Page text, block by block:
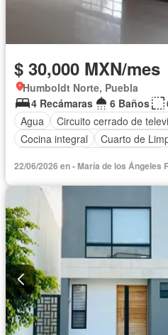
$ 30,000 MXN/mes
Humboldt Norte, Puebla
4 Recámaras
6 Baños
Agua
Circuito cerrado de
Cocina integral
Cuarto de
Despacho
Recámara con
Zonas verdes
22/06/2026 en - María de los Ángeles